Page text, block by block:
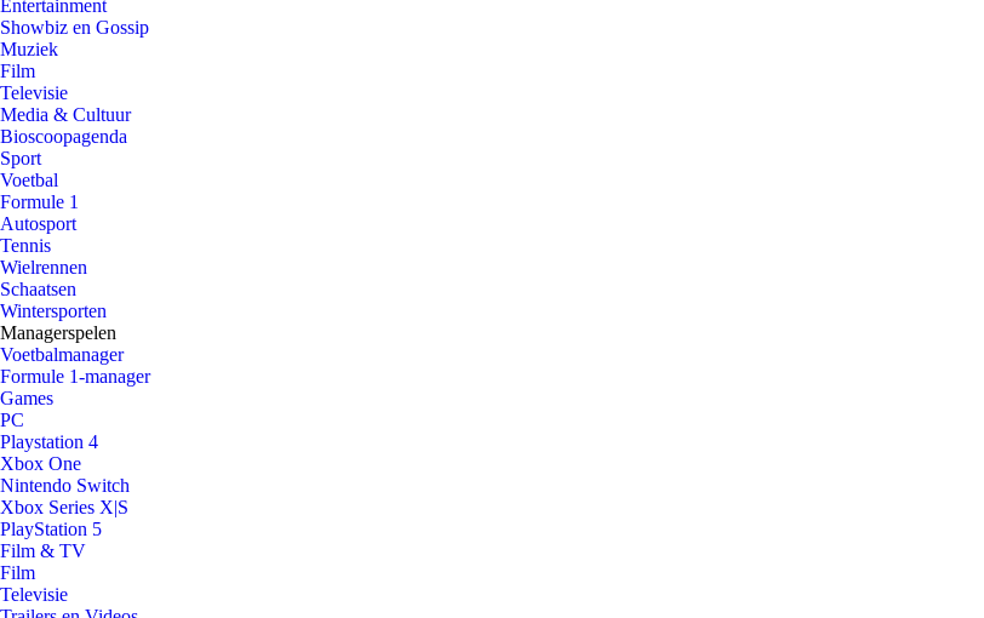
Entertainment
Showbiz en Gossip
Muziek
Film
Televisie
Media & Cultuur
Bioscoopagenda
Sport
Voetbal
Formule 1
Autosport
Tennis
Wielrennen
Schaatsen
Wintersporten
Managerspelen
Voetbalmanager
Formule 1-manager
Games
PC
Playstation 4
Xbox One
Nintendo Switch
Xbox Series X|S
PlayStation 5
Film & TV
Film
Televisie